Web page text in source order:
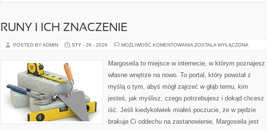
RUNY I ICH ZNACZENIE
POSTED BY ADMIN STY - 26 - 2026 MOŻLIWOŚĆ KOMENTOWANIA RUNY
ZNACZENIE
ZOSTAŁA WYŁĄCZONA
Margoseila to miejsce w internecie, w którym poznajesz
własne wnętrze na nowo. To portal, który powstał z
myślą o tym, abyś mógł zajrzeć w głąb temu, kim
jesteś, jak myślisz, czego potrzebujesz i dokąd chcesz
iść. Jeśli kiedykolwiek miałeś poczucie, że w pędzie
brakuje Ci oddechu na zastanowienie, Margoseila jest